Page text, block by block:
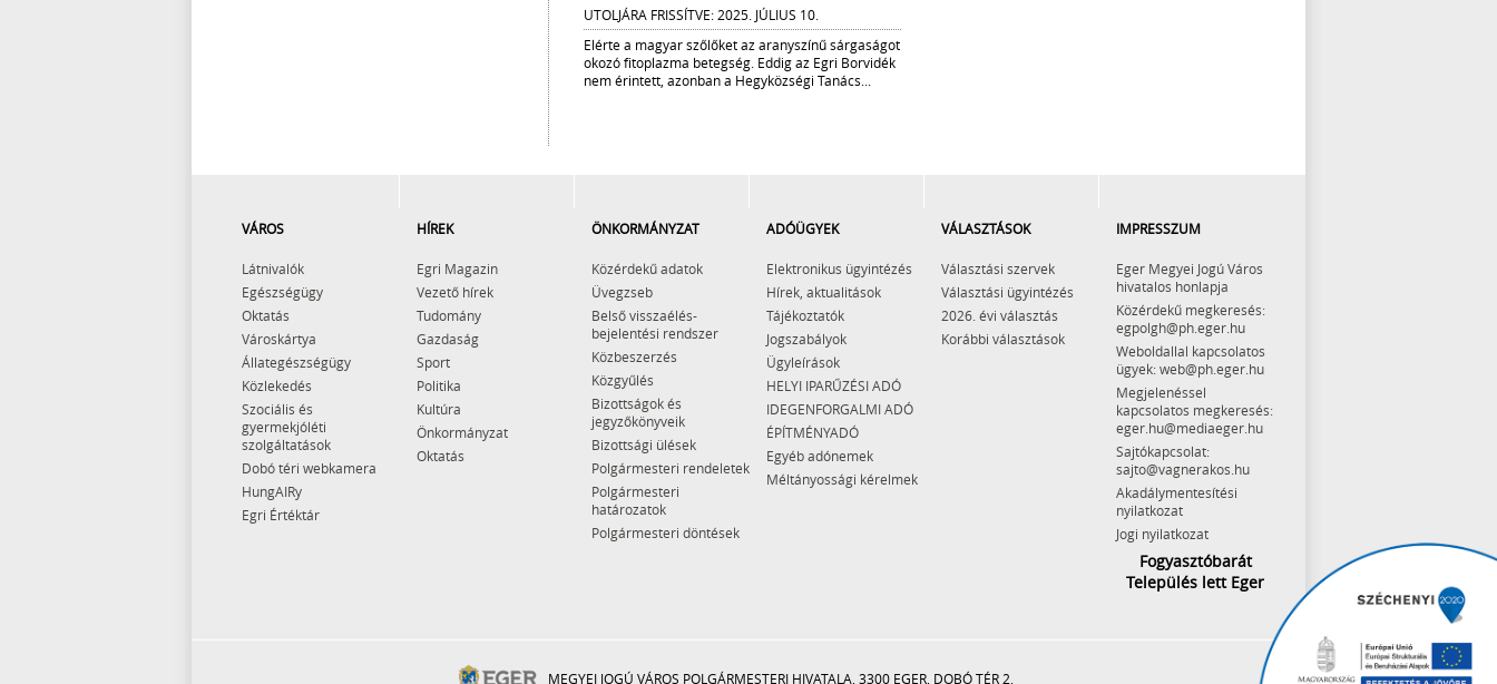
UTOLJÁRA FRISSÍTVE: 2025. JÚLIUS 10.
Elérte a magyar szőlőket az aranyszínű sárgaságot
okozó fitoplazma betegség. Eddig az Egri Borvidék
nem érintett, azonban a Hegyközségi Tanács...
VÁROS
Látnivalók
Egészségügy
Oktatás
Városkártya
Állategészségügy
Közlekedés
Szociális és
gyermekjóléti
szolgáltatások
Dobó téri webkamera
HungAIRy
Egri Értéktár
HÍREK
Egri Magazin
Vezető hírek
Tudomány
Gazdaság
Sport
Politika
Kultúra
Önkormányzat
Oktatás
ÖNKORMÁNYZAT
Közérdekű adatok
Üvegzseb
Belső visszaélés-
bejelentési rendszer
Közbeszerzés
Közgyűlés
Bizottságok és
jegyzőkönyveik
Bizottsági ülések
Polgármesteri rendeletek
Polgármesteri
határozatok
Polgármesteri döntések
ADÓÜGYEK
Elektronikus ügyintézés
Hírek, aktualitások
Tájékoztatók
Jogszabályok
Ügyleírások
HELYI IPARŰZÉSI ADÓ
IDEGENFORGALMI ADÓ
ÉPÍTMÉNYADÓ
Egyéb adónemek
Méltányossági kérelmek
VÁLASZTÁSOK
Választási szervek
Választási ügyintézés
2026. évi választás
Korábbi választások
IMPRESSZUM
Eger Megyei Jogú Város
hivatalos honlapja
Közérdekű megkeresés:
egpolgh@ph.eger.hu
Weboldallal kapcsolatos
ügyek: web@ph.eger.hu
Megjelenéssel
kapcsolatos megkeresés:
eger.hu@mediaeger.hu
Sajtókapcsolat:
sajto@vagnerakos.hu
Akadálymentesítési
nyilatkozat
Jogi nyilatkozat
Fogyasztóbarát
Település lett Eger
MEGYEI JOGÚ VÁROS POLGÁRMESTERI HIVATALA, 3300 EGER, DOBÓ TÉR 2.